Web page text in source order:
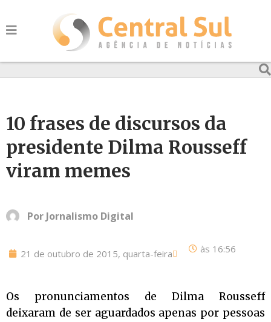
10 frases de discursos da
presidente Dilma Rousseff
viram memes
Por Jornalismo Digital
21 de outubro de 2015, quarta-feira às 16:56
Os pronunciamentos de Dilma Rousseff
deixaram de ser aguardados apenas por pessoas